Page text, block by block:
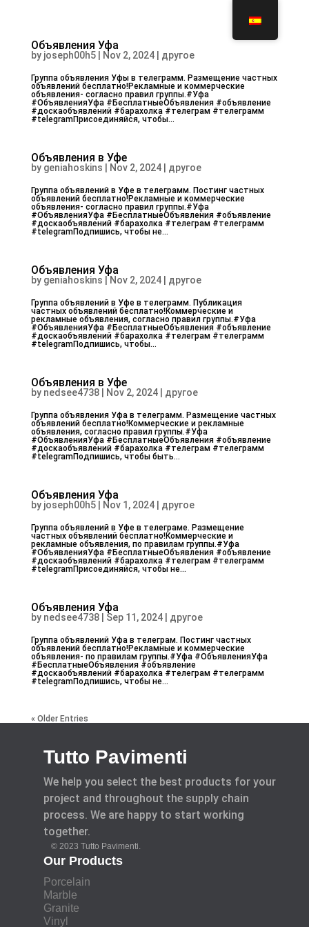
Объявления Уфа
by joseph00h5| Nov 2, 2024| другое
Группа объявления Уфы в телеграмм. Размещение частных
объявлений бесплатно!Рекламные и коммерческие
объявления- согласно правил группы.#Уфа
#ОбъявленияУфа #БесплатныеОбъявления #объявление
#доскаобъявлений #барахолка #телеграм #телеграмм
#telegramПрисоединяйся, чтобы...
Объявления в Уфе
by geniahoskins Nov 2, 2024| другое
Группа объявлений в Уфе в телеграмм. Постинг частных
объявлений бесплатно!Рекламные и коммерческие
объявления- согласно правил группы.#Уфа
#ОбъявленияУфа #БесплатныеОбъявления #объявление
#доскаобъявлений #барахолка #телеграм #телеграмм
#telegramПодпишись, чтобы не...
Объявления Уфа
by geniahoskins Nov 2, 2024| другое
Группа объявлений в Уфе в телеграмм. Публикация
частных объявлений бесплатно!Коммерческие и
рекламные объявления, согласно правил группы.#Уфа
#ОбъявленияУфа #БесплатныеОбъявления #объявление
#доскаобъявлений #барахолка #телеграм #телеграмм
#telegramПодпишись, чтобы...
Объявления в Уфе
by nedsee4738| Nov 2, 2024| другое
Группа объявления Уфа в телеграмм. Размещение частных
объявлений бесплатно!Коммерческие и рекламные
объявления, согласно правил группы.#Уфа
#ОбъявленияУфа #БесплатныеОбъявления #объявление
#доскаобъявлений #барахолка #телеграм #телеграмм
#telegramПодпишись, чтобы быть...
Объявления Уфа
by joseph00h5| Nov 1, 2024| другое
Группа объявлений в Уфе в телеграме. Размещение
частных объявлений бесплатно!Коммерческие и
рекламные объявления, по правилам группы.#Уфа
#ОбъявленияУфа #БесплатныеОбъявления #объявление
#доскаобъявлений #барахолка #телеграм #телеграмм
#telegramПрисоединяйся, чтобы не...
Объявления Уфа
by nedsee4738| Sep 11, 2024| другое
Группа объявлений Уфа в телеграм. Постинг частных
объявлений бесплатно!Рекламные и коммерческие
объявления- по правилам группы.#Уфа #ОбъявленияУфа
#БесплатныеОбъявления #объявление
#доскаобъявлений #барахолка #телеграм #телеграмм
#telegramПодпишись, чтобы не...
« Older Entries
Tutto Pavimenti
We help you select the best products for your
project and throughout the supply chain
process. We are happy to start working
together.
© 2023 Tutto Pavimenti.
Our Products
Porcelain
Marble
Granite
Vinyl